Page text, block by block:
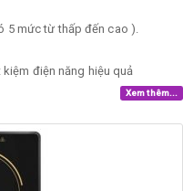
5 mức từ thấp đến cao ).
điện năng hiệu quả
Xem thêm...